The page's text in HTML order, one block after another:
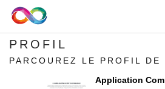
PROFIL
PARCOUREZ LE PROFIL DE
Application